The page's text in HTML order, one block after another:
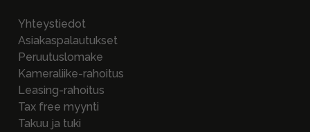
Yhteystiedot
Asiakaspalautukset
Peruutuslomake
Kameraliike-rahoitus
Leasing-rahoitus
Tax free myynti
Takuu ja tuki